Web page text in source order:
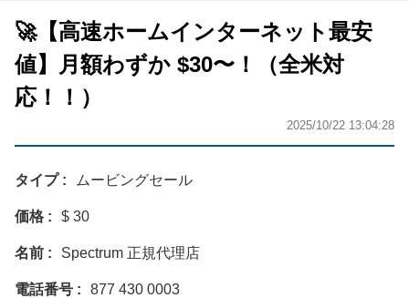
🚀【高速ホームインターネット最安
値】月額わずか $30〜！（全米対
応！！）
2025/10/22 13:04:28
タイプ ムービングセール
価格 $ 30
名前 Spectrum 正規代理店
電話番号 877 430 0003